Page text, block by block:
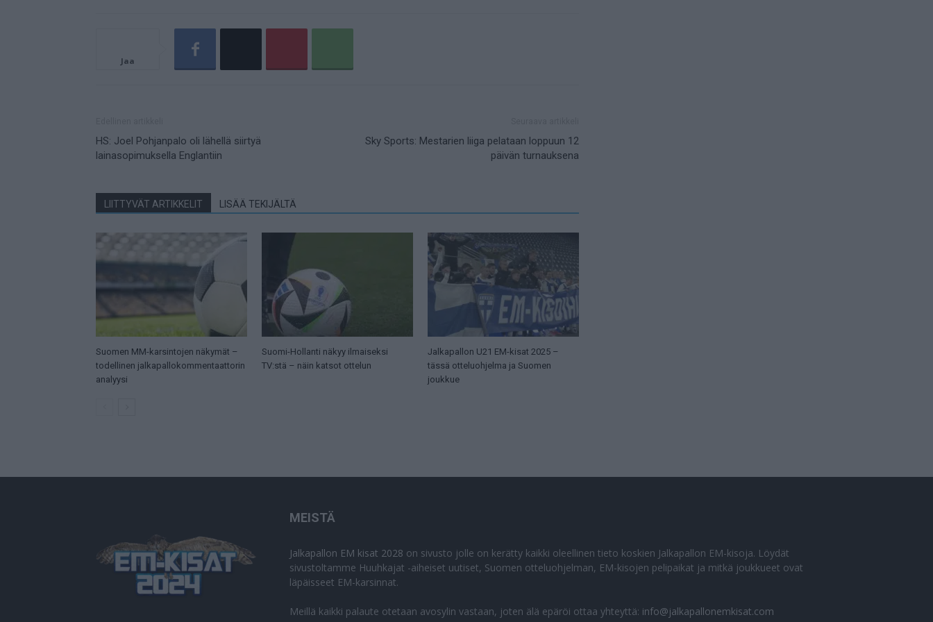
Jaa
HS: Joel Pohjanpalo oli lähellä siirtyä
lainasopimuksella Englantiin
Sky Sports: Mestarien liiga pelataan loppuun 12
päivän turnauksena
LIITTYVÄT ARTIKKELIT LISÄÄ TEKIJÄLTÄ
Suomen MM-karsintojen näkymät –
todellinen jalkapallokommentaattorin
analyysi
Suomi-Hollanti näkyy ilmaiseksi
TV:stä – näin katsot ottelun
Jalkapallon U21 EM-kisat 2025 –
tässä otteluohjelma ja Suomen
joukkue
MEISTÄ
Jalkapallon EM kisat 2028 on sivusto jolle on kerätty kaikki oleellinen tieto koskien Jalkapallon EM-kisoja. Löydät
sivustoltamme Huuhkajat -aiheiset uutiset, Suomen otteluohjelman, EM-kisojen pelipaikat ja mitkä joukkueet ovat
läpäisseet EM-karsinnat.
Meillä kaikki palaute otetaan avosylin vastaan, joten älä epäröi ottaa yhteyttä: info@jalkapallonemkisat.com